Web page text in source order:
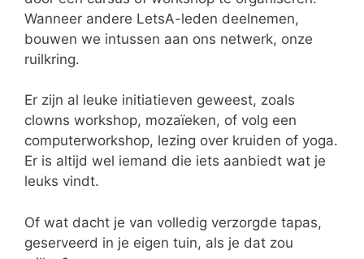
Wanneer andere LetsA-leden deelnemen,
bouwen we intussen aan ons netwerk, onze
ruilkring.
Er zijn al leuke initiatieven geweest, zoals
clowns workshop, mozaïeken, of volg een
computerworkshop, lezing over kruiden of yoga.
Er is altijd wel iemand die iets aanbiedt wat je
leuks vindt.
Of wat dacht je van volledig verzorgde tapas,
geserveerd in je eigen tuin, als je dat zou